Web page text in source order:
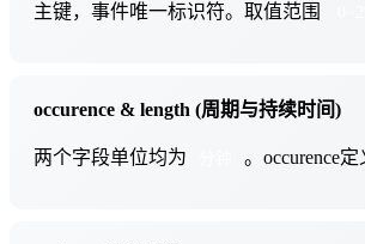
主键，事件唯一标识符。取值范围
occurence & length (周期与持续时间)
两个字段单位均为 。occurence